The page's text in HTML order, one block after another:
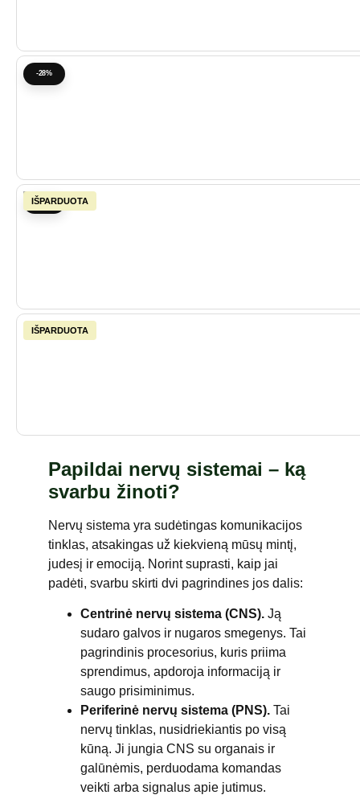
-28%
-35%
Papildai nervų sistemai – ką
svarbu žinoti?
Nervų sistema yra sudėtingas komunikacijos
tinklas, atsakingas už kiekvieną mūsų mintį,
judesį ir emociją. Norint suprasti, kaip jai
padėti, svarbu skirti dvi pagrindines jos dalis:
Centrinė nervų sistema (CNS). Ją
sudaro galvos ir nugaros smegenys. Tai
pagrindinis procesorius, kuris priima
sprendimus, apdoroja informaciją ir
saugo prisiminimus.
Periferinė nervų sistema (PNS). Tai
nervų tinklas, nusidriekiantis po visą
kūną. Ji jungia CNS su organais ir
galūnėmis, perduodama komandas
veikti arba signalus apie jutimus.